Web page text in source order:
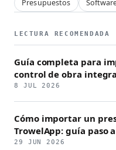
Presupuestos
LECTURA RECOMENDADA
Guía completa para
control de obra
8 JUL 2026
Cómo importar un
TrowelApp: guía paso
29 JUN 2026